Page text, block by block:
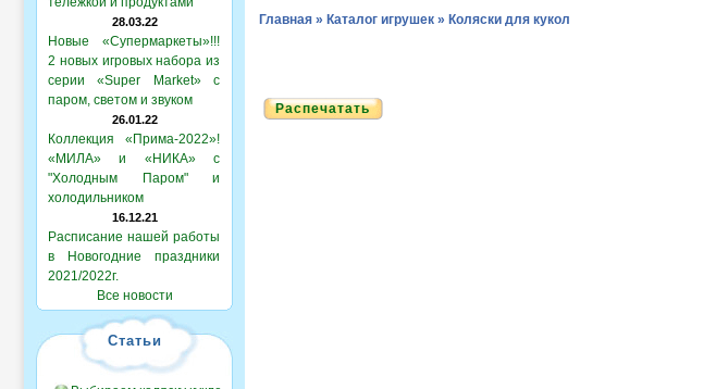
28.03.22
Новые «Супермаркеты»!!!
2 новых игровых набора из
серии «Super Market» с
паром, светом и звуком
26.01.22
Коллекция «Прима-2022»!
«МИЛА» и «НИКА» с
"Холодным Паром" и
холодильником
16.12.21
Расписание нашей работы
в Новогодние праздники
2021/2022г.
Все новости
Статьи
Главная » Каталог игрушек » Коляски для кукол
Распечатать